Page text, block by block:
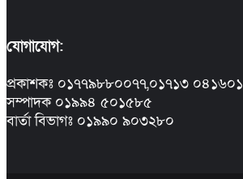
যোগাযোগ:
প্রকাশকঃ ০১৭৭৯৮৮০০৭৭,০১৭১৩ ০৪১৬০১
সম্পাদক ০১৯৯৪ ৫০১৫৮৫
বার্তা বিভাগঃ ০১৯৯০ ৯০৩২৮০